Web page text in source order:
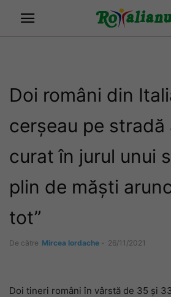
Doi români din
cerșeau pe stradă
curat în jurul unui
plin de măști
tot”
De către Mircea Iordache - 26/11/2021
Doi tineri români în vârstă de 35 și